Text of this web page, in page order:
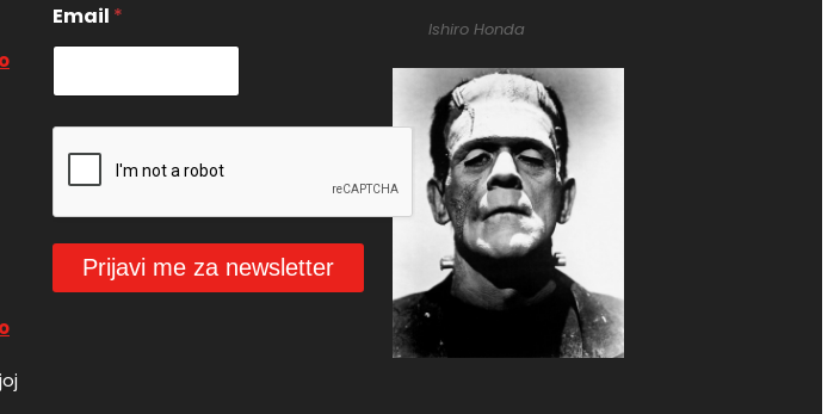
*
E
a
l
Email *
Prijavi me za newsletter
Ishiro Honda